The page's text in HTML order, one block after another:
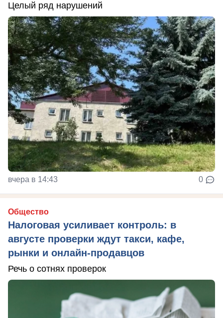
Целый ряд нарушений
вчера в 14:43 0
Общество
Налоговая усиливает контроль: в
августе проверки ждут такси, кафе,
рынки и онлайн-продавцов
Речь о сотнях проверок